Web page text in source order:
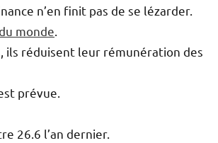
n’en finit pas de se lézarder.
monde
ils réduisent leur rémunération des
prévue.
26.6 l’an dernier.